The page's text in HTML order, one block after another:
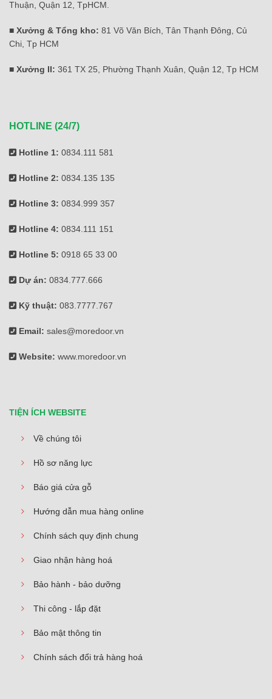
Thuận, Quận 12, TpHCM.
■ Xưởng & Tổng kho: 81 Võ Văn Bích, Tân Thạnh Đông, Củ
Chi, Tp HCM
■ Xưởng II: 361 TX 25, Phường Thạnh Xuân, Quận 12, Tp HCM
HOTLINE (24/7)
Hotline 1: 0834.111 581
Hotline 2: 0834.135 135
Hotline 3: 0834.999 357
Hotline 4: 0834.111 151
Hotline 5: 0918 65 33 00
Dự án: 0834.777.666
Kỹ thuật: 083.7777.767
Email: sales@moredoor.vn
Website: www.moredoor.vn
TIỆN ÍCH WEBSITE
Về chúng tôi
Hồ sơ năng lực
Báo giá cửa gỗ
Hướng dẫn mua hàng online
Chính sách quy định chung
Giao nhận hàng hoá
Bảo hành - bảo dưỡng
Thi công - lắp đặt
Bảo mật thông tin
Chính sách đổi trả hàng hoá